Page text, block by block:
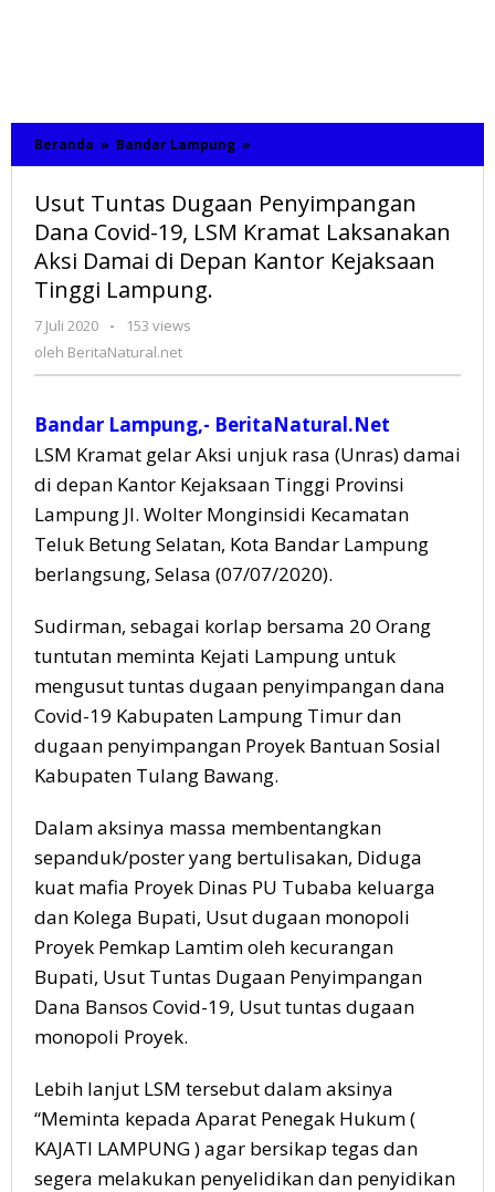
Beranda » Bandar Lampung »
Tuntas
Penyimpangan
Dana
Covid-
19,
Kantor
Tinggi
Lampung.
Usut Tuntas Dugaan Penyimpangan
Dana Covid-19, LSM Kramat Laksanakan
Aksi Damai di Depan Kantor Kejaksaan
Tinggi Lampung.
7 Juli 2020
oleh
BeritaNatural.net
-
153 views
oleh BeritaNatural.net
Bandar Lampung,- BeritaNatural.Net
LSM Kramat gelar Aksi unjuk rasa (Unras) damai
di depan Kantor Kejaksaan Tinggi Provinsi
Lampung Jl. Wolter Monginsidi Kecamatan
Teluk Betung Selatan, Kota Bandar Lampung
berlangsung, Selasa (07/07/2020).
Sudirman, sebagai korlap bersama 20 Orang
tuntutan meminta Kejati Lampung untuk
mengusut tuntas dugaan penyimpangan dana
Covid-19 Kabupaten Lampung Timur dan
dugaan penyimpangan Proyek Bantuan Sosial
Kabupaten Tulang Bawang.
Dalam aksinya massa membentangkan
sepanduk/poster yang bertulisakan, Diduga
kuat mafia Proyek Dinas PU Tubaba keluarga
dan Kolega Bupati, Usut dugaan monopoli
Proyek Pemkap Lamtim oleh kecurangan
Bupati, Usut Tuntas Dugaan Penyimpangan
Dana Bansos Covid-19, Usut tuntas dugaan
monopoli Proyek.
Lebih lanjut LSM tersebut dalam aksinya
“Meminta kepada Aparat Penegak Hukum (
KAJATI LAMPUNG ) agar bersikap tegas dan
segera melakukan penyelidikan dan penyidikan